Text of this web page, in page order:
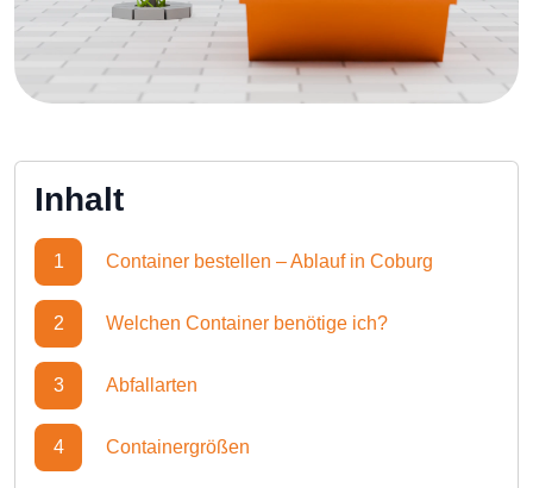
Inhalt
1 Container bestellen – Ablauf in Coburg
2 Welchen Container benötige ich?
3 Abfallarten
4 Containergrößen